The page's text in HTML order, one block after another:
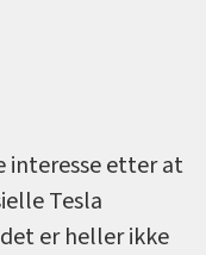
interesse etter at
Tesla
er heller ikke